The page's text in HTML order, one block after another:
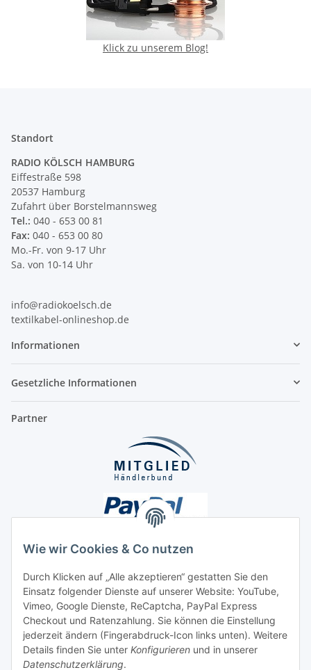
Wie wir Cookies & Co nutzen
Durch Klicken auf „Alle akzeptieren“ gestatten Sie den
Einsatz folgender Dienste auf unserer Website: YouTube,
Vimeo, Google Dienste, ReCaptcha, PayPal Express
Checkout und Ratenzahlung. Sie können die Einstellung
jederzeit ändern (Fingerabdruck-Icon links unten). Weitere
Details finden Sie unter Konfigurieren und in unserer
Datenschutzerklärung.
Klick zu unserem Blog!
Standort
RADIO KÖLSCH HAMBURG
Eiffestraße 598
20537 Hamburg
Zufahrt über Borstelmannsweg
Tel.: 040 - 653 00 81
Fax: 040 - 653 00 80
Mo.-Fr. von 9-17 Uhr
Sa. von 10-14 Uhr
info@radiokoelsch.de
textilkabel-onlineshop.de
Informationen
Gesetzliche Informationen
Partner
Unsere Seiten
Social Media